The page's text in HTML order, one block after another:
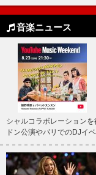
音楽ニュース
シャルコラボレーション
ドン公演やパリでのDJイ